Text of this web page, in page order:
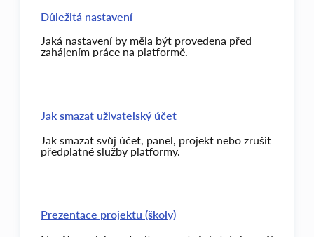
Důležitá nastavení
Jaká nastavení by měla být provedena před
zahájením práce na platformě.
Jak smazat uživatelský účet
Jak smazat svůj účet, panel, projekt nebo zrušit
předplatné služby platformy.
Prezentace projektu (školy)